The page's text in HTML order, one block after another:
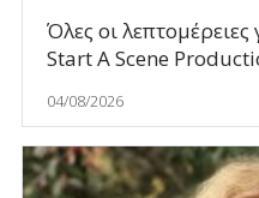
Όλες οι
Start A Scene
04/08/2026